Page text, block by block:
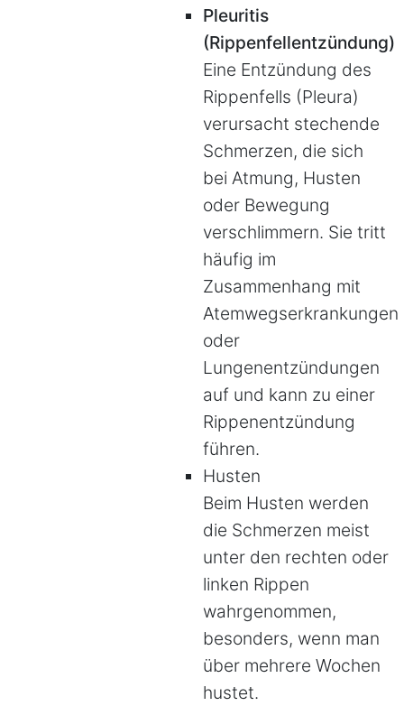
Pleuritis
(Rippenfellentzündung)
Eine Entzündung des
Rippenfells (Pleura)
verursacht stechende
Schmerzen, die sich
bei Atmung, Husten
oder Bewegung
verschlimmern. Sie tritt
häufig im
Zusammenhang mit
Atemwegserkrankungen
oder
Lungenentzündungen
auf und kann zu einer
Rippenentzündung
führen.
Husten
Beim Husten werden
die Schmerzen meist
unter den rechten oder
linken Rippen
wahrgenommen,
besonders, wenn man
über mehrere Wochen
hustet.